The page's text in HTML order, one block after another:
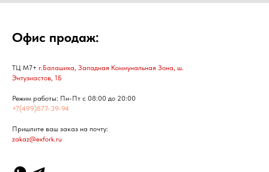
Офис продаж:
ТЦ М7+ г.Балашиха, Западная Коммунальная Зона, ш.
Энтузиастов, 1Б
Режим работы: Пн-Пт с 08:00 до 20:00
+7(499)877-39-94
Пришлите ваш заказ на почту:
zakaz@exfork.ru